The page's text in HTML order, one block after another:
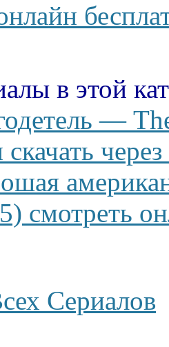
в этой
—
смотреть
Сериалов